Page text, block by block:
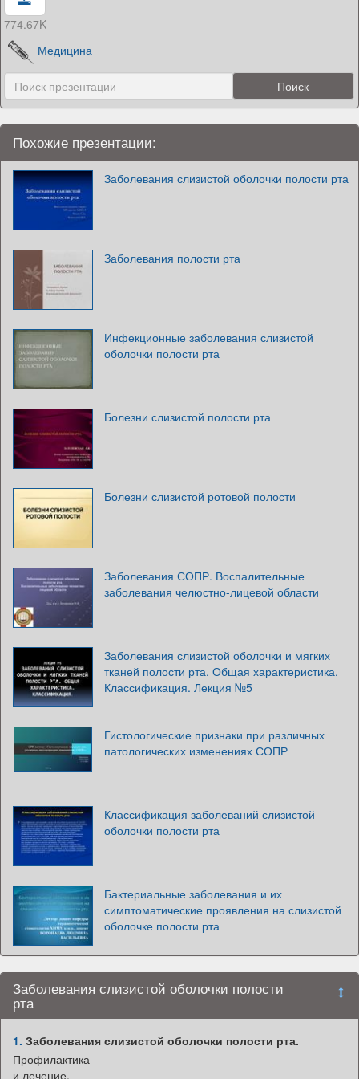
774.67K
Медицина
Похожие презентации:
Заболевания слизистой оболочки полости рта
Заболевания полости рта
Инфекционные заболевания слизистой
оболочки полости рта
Болезни слизистой полости рта
Болезни слизистой ротовой полости
Заболевания СОПР. Воспалительные
заболевания челюстно-лицевой области
Заболевания слизистой оболочки и мягких
тканей полости рта. Общая характеристика.
Классификация. Лекция №5
Гистологические признаки при различных
патологических изменениях СОПР
Классификация заболеваний слизистой
оболочки полости рта
Бактериальные заболевания и их
симптоматические проявления на слизистой
оболочке полости рта
Заболевания слизистой оболочки полости
рта
1. Заболевания слизистой оболочки полости рта.
Профилактика
и лечение.